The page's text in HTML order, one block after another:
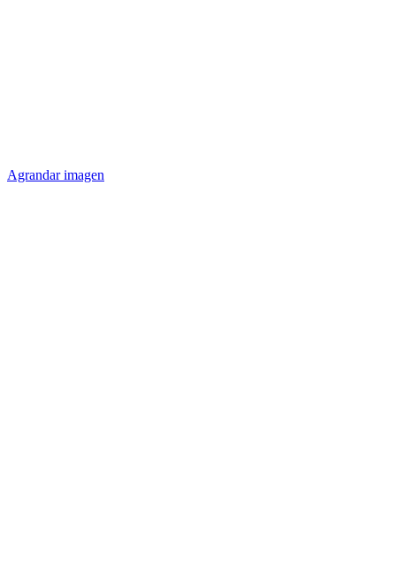
Agrandar imagen